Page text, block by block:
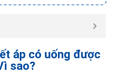
áp có uống được
sao?